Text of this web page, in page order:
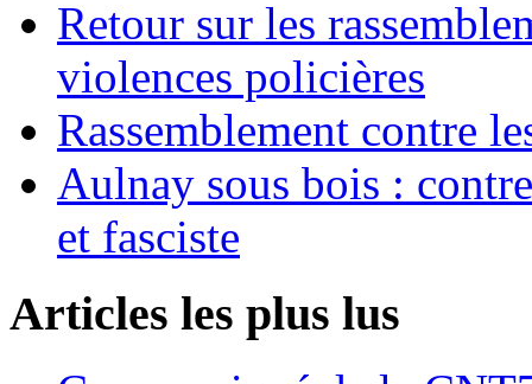
Retour sur les
violences policières
Rassemblement contre
Aulnay sous bois :
et fasciste
Articles les plus lus